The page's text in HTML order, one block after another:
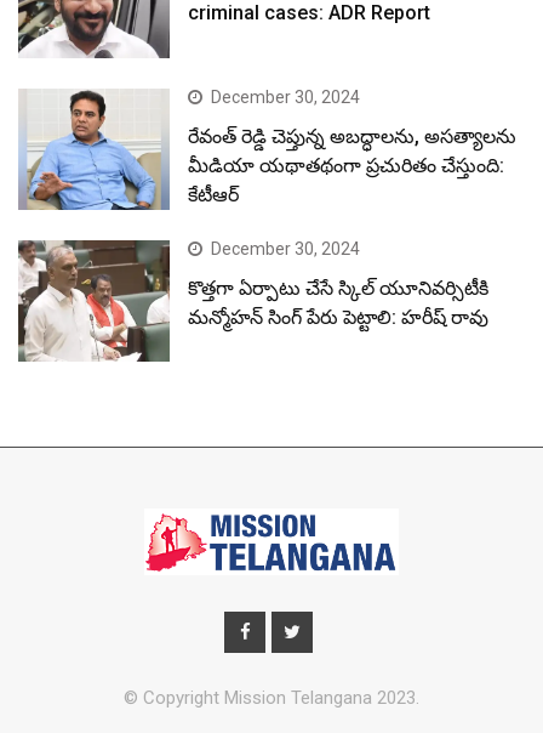
criminal cases: ADR Report
December 30, 2024
రేవంత్ రెడ్డి చెప్తున్న అబద్ధాలను, అసత్యాలను
మీడియా యథాతథంగా ప్రచురితం చేస్తుంది:
కేటీఆర్
December 30, 2024
కొత్తగా ఏర్పాటు చేసే స్కిల్ యూనివర్సిటీకి
మన్మోహన్ సింగ్ పేరు పెట్టాలి: హరీష్ రావు
© Copyright Mission Telangana 2023.